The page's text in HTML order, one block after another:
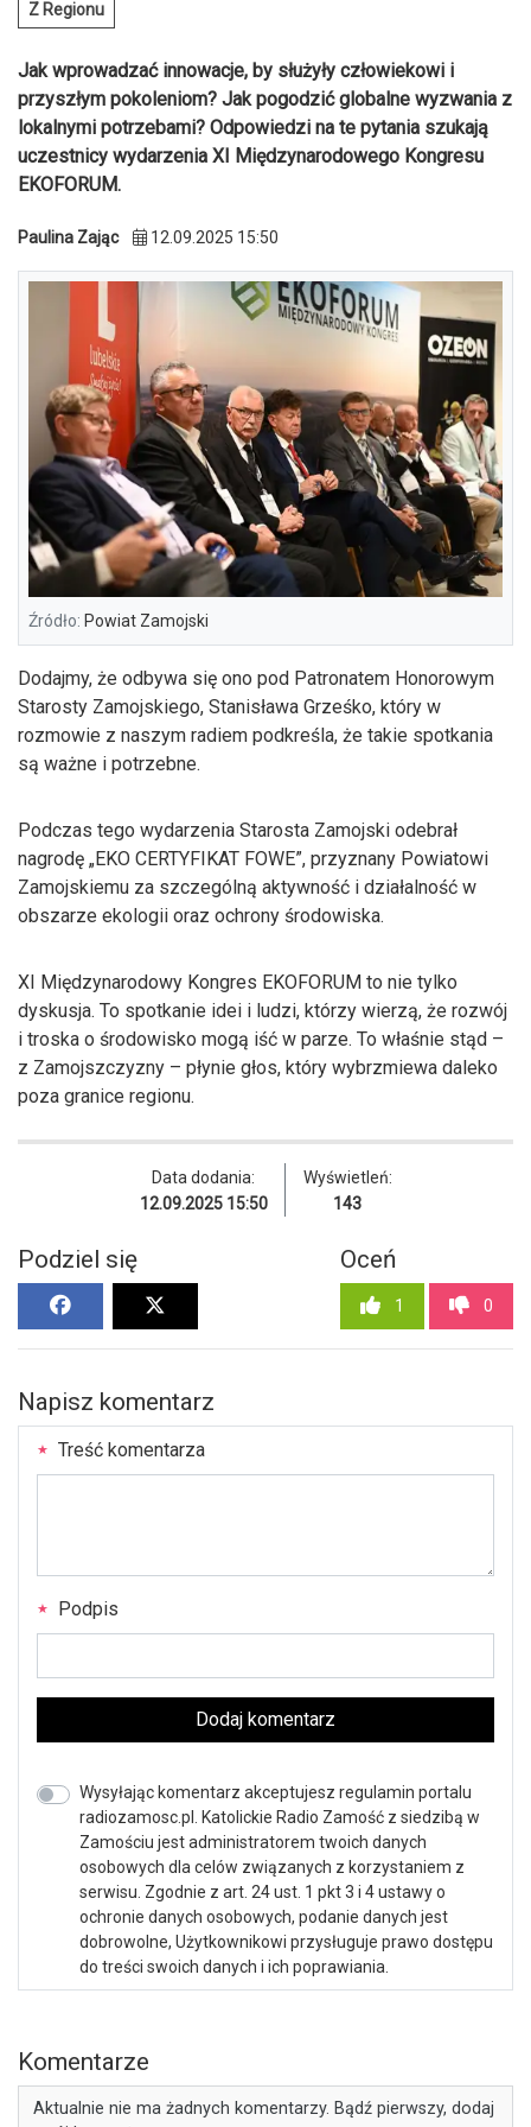
Z Regionu
Jak wprowadzać innowacje, by służyły człowiekowi i
przyszłym pokoleniom? Jak pogodzić globalne wyzwania z
lokalnymi potrzebami? Odpowiedzi na te pytania szukają
uczestnicy wydarzenia XI Międzynarodowego Kongresu
EKOFORUM.
Paulina Zając 12.09.2025 15:50
Źródło: Powiat Zamojski
Dodajmy, że odbywa się ono pod Patronatem Honorowym
Starosty Zamojskiego, Stanisława Grześko, który w
rozmowie z naszym radiem podkreśla, że takie spotkania
są ważne i potrzebne.
Podczas tego wydarzenia Starosta Zamojski odebrał
nagrodę „EKO CERTYFIKAT FOWE”, przyznany Powiatowi
Zamojskiemu za szczególną aktywność i działalność w
obszarze ekologii oraz ochrony środowiska.
XI Międzynarodowy Kongres EKOFORUM to nie tylko
dyskusja. To spotkanie idei i ludzi, którzy wierzą, że rozwój
i troska o środowisko mogą iść w parze. To właśnie stąd –
z Zamojszczyzny – płynie głos, który wybrzmiewa daleko
poza granice regionu.
Data dodania:
12.09.2025 15:50
Wyświetleń:
143
Podziel się Oceń
1 0
Napisz komentarz
Treść komentarza
Podpis
Dodaj komentarz
Wysyłając komentarz akceptujesz regulamin portalu
radiozamosc.pl. Katolickie Radio Zamość z siedzibą w
Zamościu jest administratorem twoich danych
osobowych dla celów związanych z korzystaniem z
serwisu. Zgodnie z art. 24 ust. 1 pkt 3 i 4 ustawy o
ochronie danych osobowych, podanie danych jest
dobrowolne, Użytkownikowi przysługuje prawo dostępu
do treści swoich danych i ich poprawiania.
Komentarze
Aktualnie nie ma żadnych komentarzy. Bądź pierwszy, dodaj